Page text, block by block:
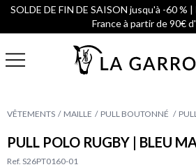
SOLDE DE FIN DE SAISON jusqu'à -60 % |
France à partir de 90€
VÊTEMENTS MAILLE PULL BOUTONNÉ
PULL POLO RUGBY | BLEU
Ref. S26PT0160-01